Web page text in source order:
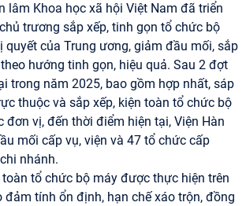
lâm Khoa học xã hội Việt Nam đã triển
trương sắp xếp, tinh gọn tổ chức bộ
quyết của Trung ương, giảm đầu mối, sắp
hướng tinh gọn, hiệu quả. Sau 2 đợt
trong năm 2025, bao gồm hợp nhất, sáp
thuộc và sắp xếp, kiện toàn tổ chức bộ
đơn vị, đến thời điểm hiện tại, Viện Hàn
mối cấp vụ, viện và 47 tổ chức cấp
nhánh.
toàn tổ chức bộ máy được thực hiện trên
đảm tính ổn định, hạn chế xáo trộn, đồng